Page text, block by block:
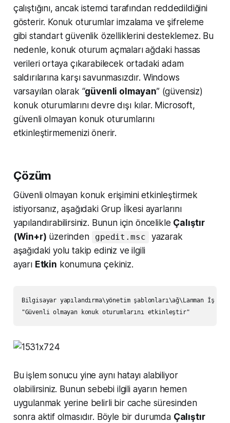
çalıştığını, ancak istemci tarafından reddedildiğini
gösterir. Konuk oturumlar imzalama ve şifreleme
gibi standart güvenlik özelliklerini desteklemez. Bu
nedenle, konuk oturum açmaları ağdaki hassas
verileri ortaya çıkarabilecek ortadaki adam
saldırılarına karşı savunmasızdır. Windows
varsayılan olarak “güvenli olmayan” (güvensiz)
konuk oturumlarını devre dışı kılar. Microsoft,
güvenli olmayan konuk oturumlarını
etkinleştirmemenizi önerir.
Çözüm
Güvenli olmayan konuk erişimini etkinleştirmek
istiyorsanız, aşağıdaki Grup İlkesi ayarlarını
yapılandırabilirsiniz. Bunun için öncelikle Çalıştır
(Win+r) üzerinden gpedit.msc
yazarak
aşağıdaki yolu takip ediniz ve ilgili
ayarı Etkin konumuna çekiniz.
Bilgisayar yapılandırma\yönetim şablonları\ağ\Lanman İş
Bu işlem sonucu yine aynı hatayı alabiliyor
olabilirsiniz. Bunun sebebi ilgili ayarın hemen
uygulanmak yerine belirli bir cache süresinden
sonra aktif olmasıdır. Böyle bir durumda Çalıştır